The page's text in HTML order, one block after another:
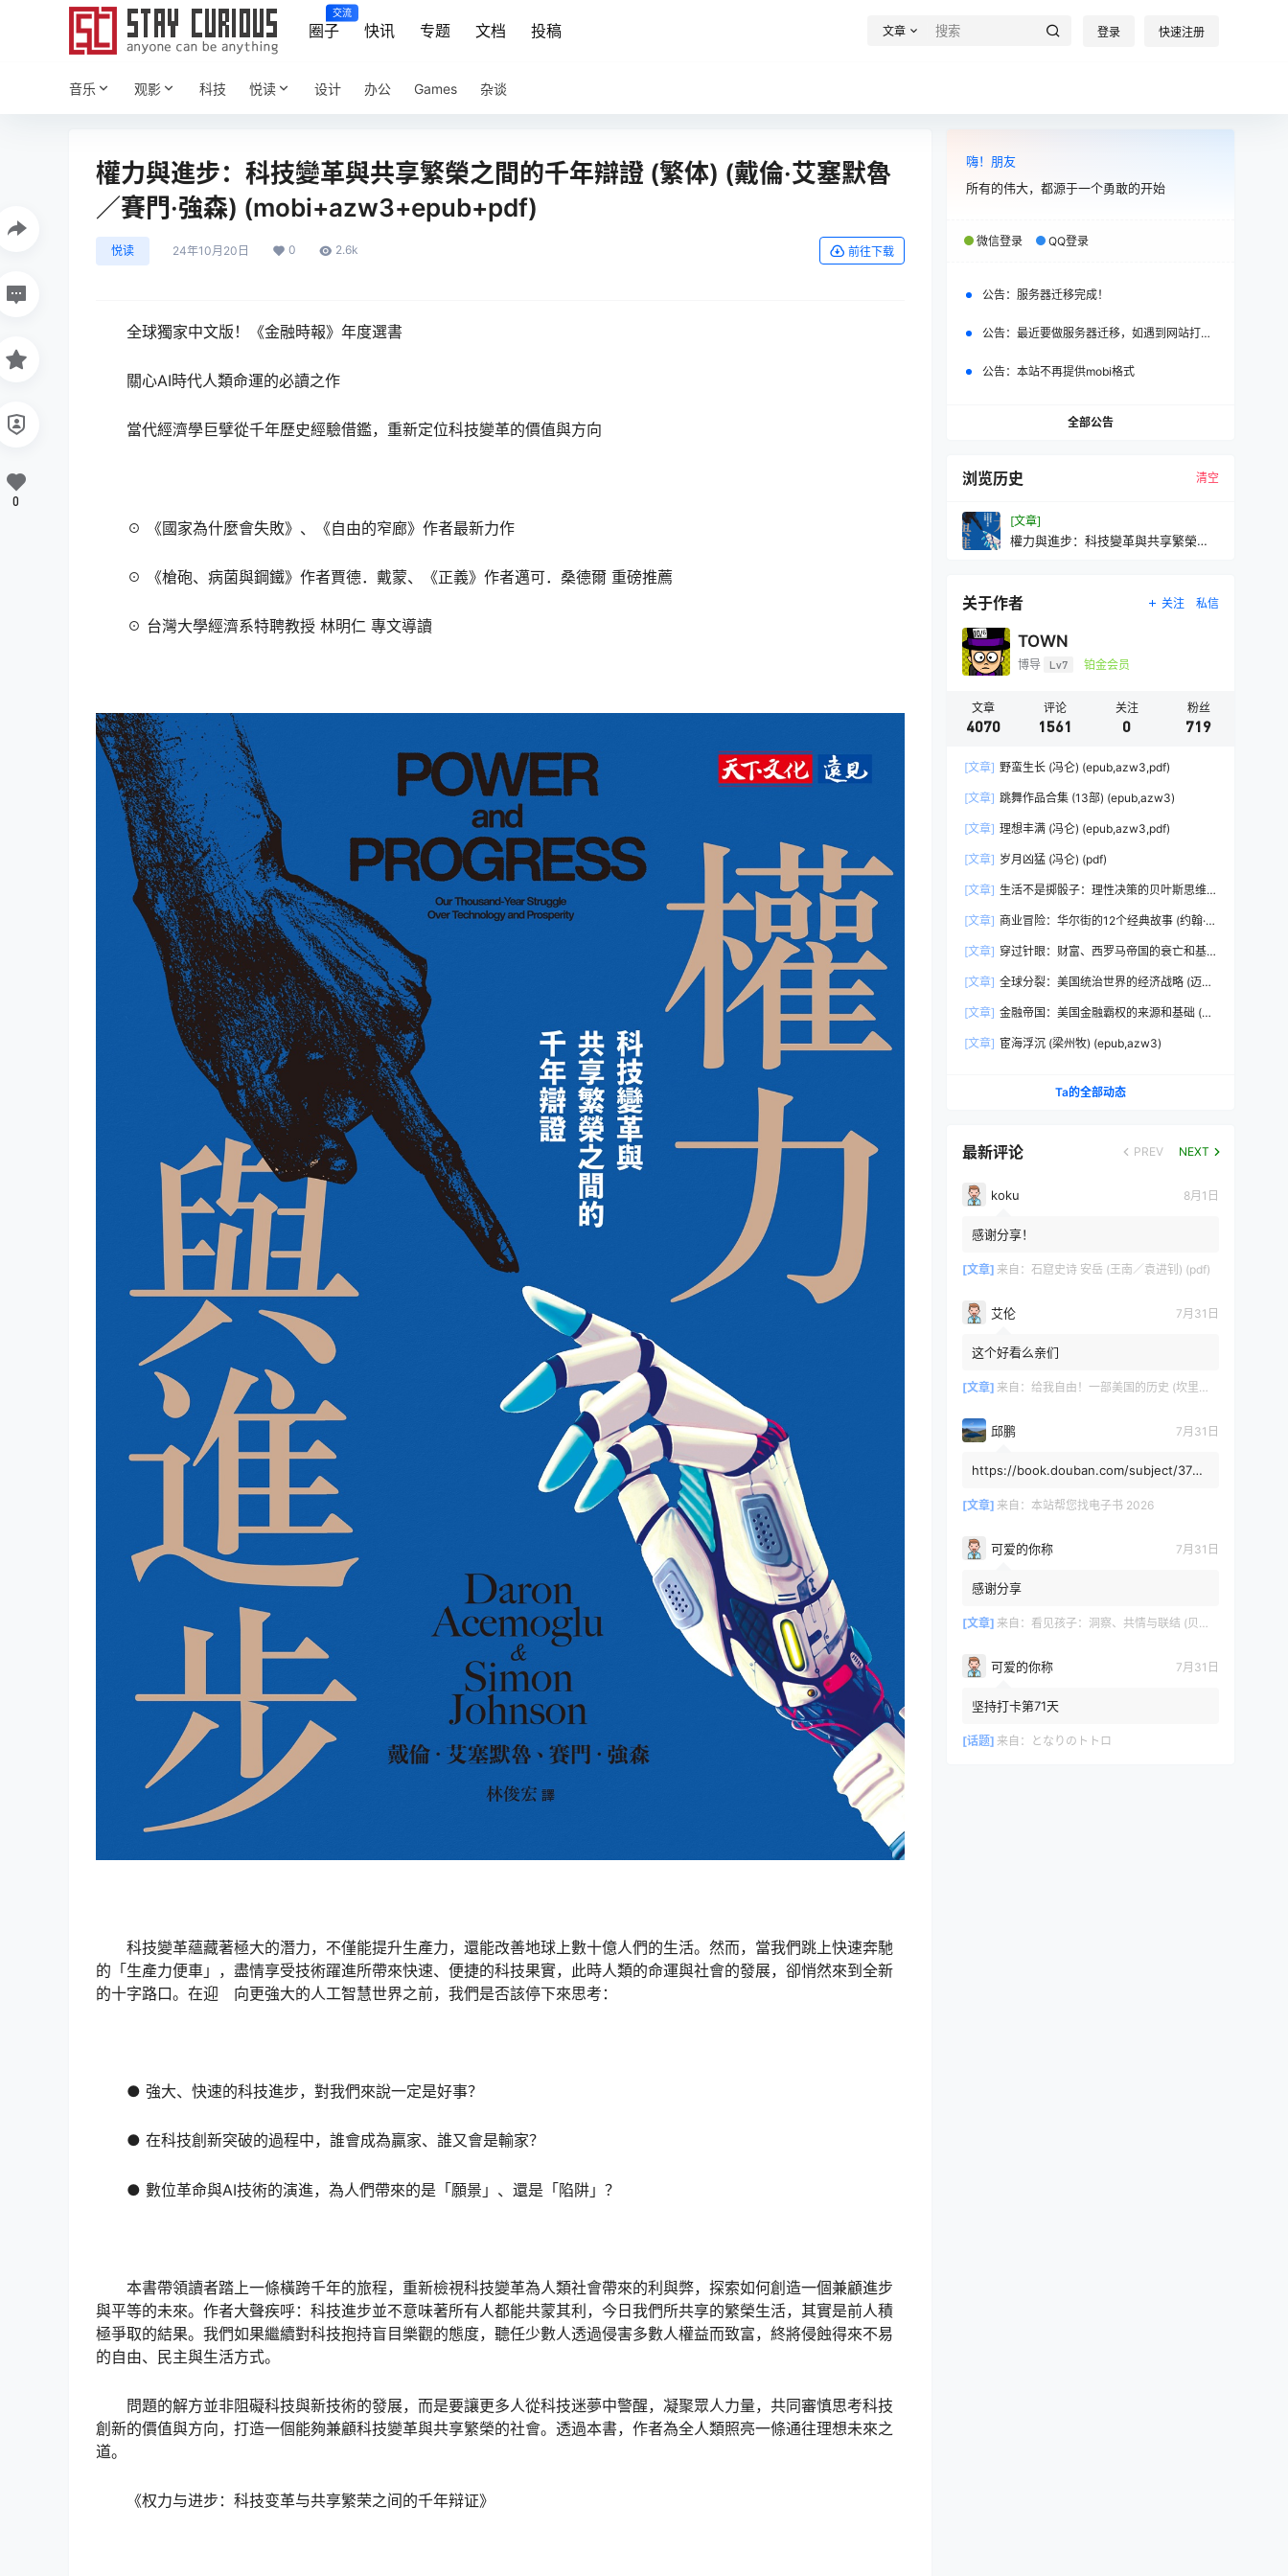
圈子
交流
快讯 专题 文档 投稿 文章 登录 快速注册
音乐 观影 科技 悦读 设计 办公 Games 杂谈
權力與進步：科技變革與共享繁榮之間的千年辯證 (繁体) (戴倫·艾塞默魯
／賽門·強森) (mobi+azw3+epub+pdf)
悦读 24年10月20日 0 2.6k 前往下载
全球獨家中文版！《金融時報》年度選書
關心AI時代人類命運的必讀之作
當代經濟學巨擘從千年歷史經驗借鑑，重新定位科技變革的價值與方向
☉ 《國家為什麼會失敗》、《自由的窄廊》作者最新力作
☉ 《槍砲、病菌與鋼鐵》作者賈德．戴蒙、《正義》作者邁可．桑德爾 重磅推薦
☉ 台灣大學經濟系特聘教授 林明仁 專文導讀
科技變革蘊藏著極大的潛力，不僅能提升生產力，還能改善地球上數十億人們的生活。然而，當我們跳上快速奔馳
的「生產力便車」，盡情享受技術躍進所帶來快速、便捷的科技果實，此時人類的命運與社會的發展，卻悄然來到全新
的十字路口。在迎 向更強大的人工智慧世界之前，我們是否該停下來思考：
● 強大、快速的科技進步，對我們來說一定是好事？
● 在科技創新突破的過程中，誰會成為贏家、誰又會是輸家？
● 數位革命與AI技術的演進，為人們帶來的是「願景」、還是「陷阱」？
本書帶領讀者踏上一條橫跨千年的旅程，重新檢視科技變革為人類社會帶來的利與弊，探索如何創造一個兼顧進步
與平等的未來。作者大聲疾呼：科技進步並不意味著所有人都能共蒙其利，今日我們所共享的繁榮生活，其實是前人積
極爭取的結果。我們如果繼續對科技抱持盲目樂觀的態度，聽任少數人透過侵害多數人權益而致富，終將侵蝕得來不易
的自由、民主與生活方式。
問題的解方並非阻礙科技與新技術的發展，而是要讓更多人從科技迷夢中警醒，凝聚眾人力量，共同審慎思考科技
創新的價值與方向，打造一個能夠兼顧科技變革與共享繁榮的社會。透過本書，作者為全人類照亮一條通往理想未來之
道。
《权力与进步：科技变革与共享繁荣之间的千年辩证》
0
嗨！朋友
所有的伟大，都源于一个勇敢的开始
微信登录 QQ登录
公告： 服务器迁移完成！
公告： 最近要做服务器迁移，如遇到网站打不开，请改日再试。
公告： 本站不再提供mobi格式
全部公告
浏览历史 清空
[文章]
權力與進步：科技變革與共享繁榮之
关于作者 关注 私信
TOWN
博导 Lv7 铂金会员
文章
4070
评论
1561
关注
0
粉丝
719
[文章] 野蛮生长 (冯仑) (epub,azw3,pdf)
[文章] 跳舞作品合集 (13部) (epub,azw3)
[文章] 理想丰满 (冯仑) (epub,azw3,pdf)
[文章] 岁月凶猛 (冯仑) (pdf)
[文章] 生活不是掷骰子：理性决策的贝叶斯思维
[文章] 商业冒险：华尔街的12个经典故事 (约翰·布
[文章] 穿过针眼：财富、西罗马帝国的衰亡和基
(epub,azw3,pdf)
[文章] 全球分裂：美国统治世界的经济战略 (迈克
[文章] 金融帝国：美国金融霸权的来源和基础 (迈
[文章] 宦海浮沉 (梁州牧) (epub,azw3)
Ta的全部动态
最新评论 PREV NEXT
koku 8月1日
感谢分享！
[文章] 来自： 石窟史诗 安岳 (王南／袁进钊) (pdf)
艾伦 7月31日
这个好看么亲们
[文章] 来自： 给我自由！一部美国的历史 (坎里克·方纳／埃里克·方纳) (mobi+azw3+epub)
邱鹏 7月31日
https://book.douban.com/subject/3725
[文章] 来自： 本站帮您找电子书 2026
可爱的你称 7月31日
感谢分享
[文章] 来自： 看见孩子：洞察、共情与联结 (贝姬·肯尼迪) (mobi,azw3,epub)
可爱的你称 7月31日
坚持打卡第71天
[话题] 来自： となりのトトロ